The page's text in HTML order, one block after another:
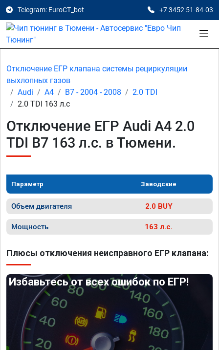
Telegram: EuroCT_bot +7 3452 51-84-03
Отключение ЕГР клапана системы рециркуляции
выхлопных газов
Audi
A4 B7 - 2004 - 2008
2.0 TDI
2.0 TDI 163 л.с
Отключение ЕГР Audi A4 2.0
TDI B7 163 л.с. в Тюмени.
Параметр Заводские
Объем двигателя 2.0 BUY
Мощность 163 л.с.
Плюсы отключения неисправного ЕГР клапана:
Избавьтесь от всех ошибок по ЕГР!